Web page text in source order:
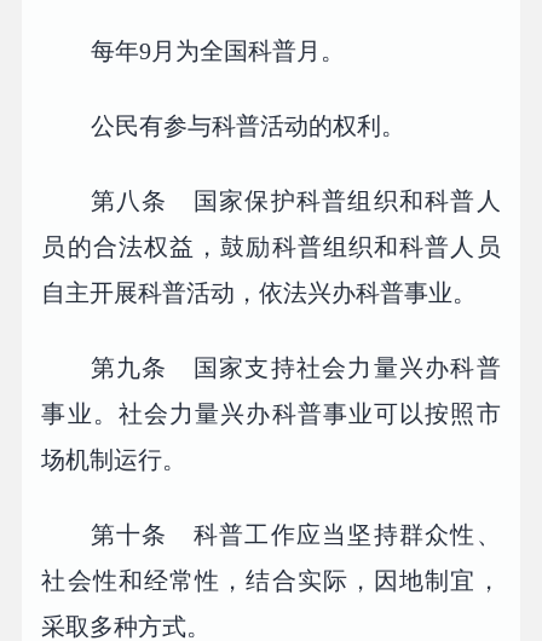
每年9月为全国科普月。
公民有参与科普活动的权利。
第八条 国家保护科普组织和科普人
员的合法权益，鼓励科普组织和科普人员
自主开展科普活动，依法兴办科普事业。
第九条 国家支持社会力量兴办科普
事业。社会力量兴办科普事业可以按照市
场机制运行。
第十条 科普工作应当坚持群众性、
社会性和经常性，结合实际，因地制宜，
采取多种方式。